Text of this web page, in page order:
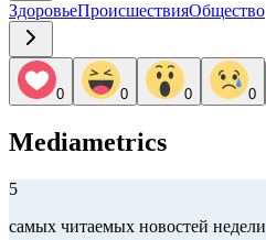
ЗдоровьеПроисшествияОбщество
0 0 0 0
Mediametrics
5
самых читаемых новостей недели